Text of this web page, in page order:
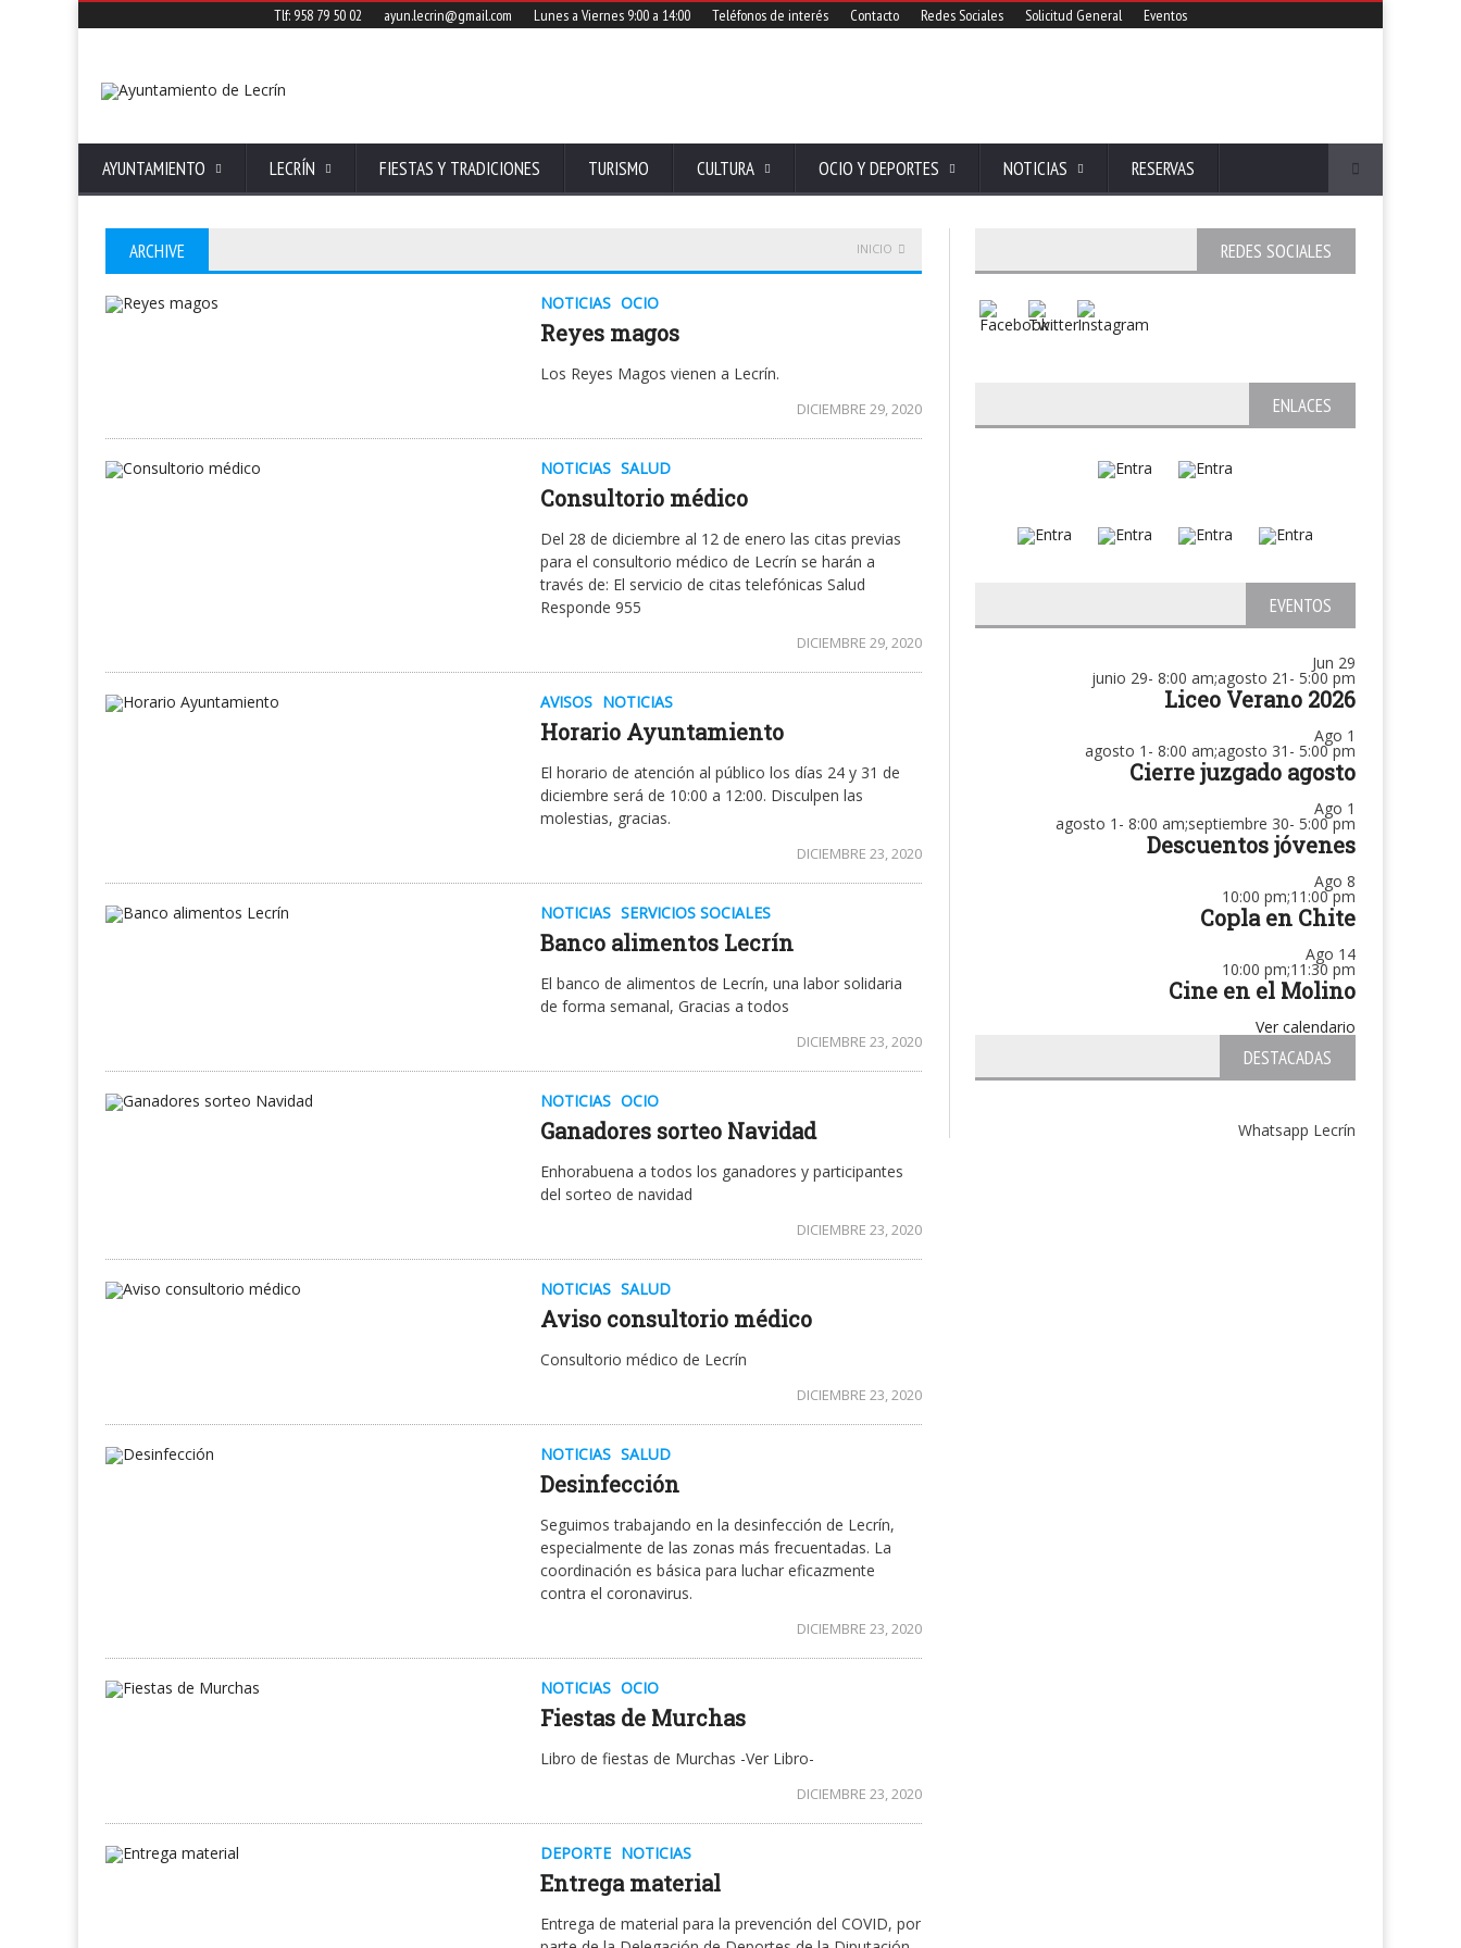
Tlf: 958 79 50 02 ayun.lecrin@gmail.com Lunes a Viernes 9:00 a 14:00 Teléfonos de interés Contacto Redes Sociales Solicitud General Eventos
AYUNTAMIENTO LECRÍN FIESTAS Y TRADICIONES TURISMO CULTURA OCIO Y DEPORTES NOTICIAS RESERVAS
ARCHIVE INICIO
NOTICIAS OCIO
Reyes magos
Los Reyes Magos vienen a Lecrín.
DICIEMBRE 29, 2020
NOTICIAS SALUD
Consultorio médico
Del 28 de diciembre al 12 de enero las citas previas
para el consultorio médico de Lecrín se harán a
través de: El servicio de citas telefónicas Salud
Responde 955
DICIEMBRE 29, 2020
AVISOS NOTICIAS
Horario Ayuntamiento
El horario de atención al público los días 24 y 31 de
diciembre será de 10:00 a 12:00. Disculpen las
molestias, gracias.
DICIEMBRE 23, 2020
NOTICIAS SERVICIOS SOCIALES
Banco alimentos Lecrín
El banco de alimentos de Lecrín, una labor solidaria
de forma semanal, Gracias a todos
DICIEMBRE 23, 2020
NOTICIAS OCIO
Ganadores sorteo Navidad
Enhorabuena a todos los ganadores y participantes
del sorteo de navidad
DICIEMBRE 23, 2020
NOTICIAS SALUD
Aviso consultorio médico
Consultorio médico de Lecrín
DICIEMBRE 23, 2020
NOTICIAS SALUD
Desinfección
Seguimos trabajando en la desinfección de Lecrín,
especialmente de las zonas más frecuentadas. La
coordinación es básica para luchar eficazmente
contra el coronavirus.
DICIEMBRE 23, 2020
NOTICIAS OCIO
Fiestas de Murchas
Libro de fiestas de Murchas -Ver Libro-
DICIEMBRE 23, 2020
DEPORTE NOTICIAS
Entrega material
Entrega de material para la prevención del COVID, por
REDES SOCIALES
ENLACES
EVENTOS
Jun 29
junio 29- 8:00 am;agosto 21- 5:00 pm
Liceo Verano 2026
Ago 1
agosto 1- 8:00 am;agosto 31- 5:00 pm
Cierre juzgado agosto
Ago 1
agosto 1- 8:00 am;septiembre 30- 5:00 pm
Descuentos jóvenes
Ago 8
10:00 pm;11:00 pm
Copla en Chite
Ago 14
10:00 pm;11:30 pm
Cine en el Molino
Ver calendario
DESTACADAS
Whatsapp Lecrín